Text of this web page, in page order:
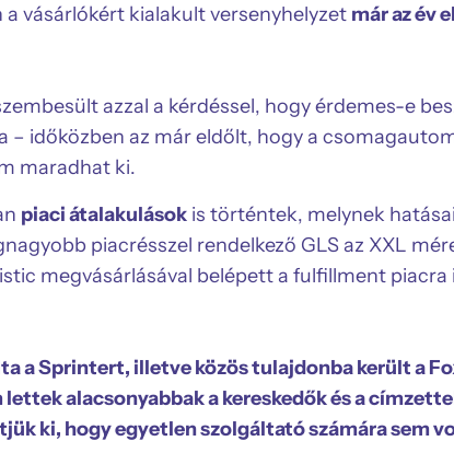
vásárlókért kialakult versenyhelyzet már az év
azzal a kérdéssel, hogy érdemes-e
– időközben az már eldőlt, hogy a
maradhat ki.
piaci átalakulások is történtek, melynek
piacrésszel rendelkező GLS az XXL
megvásárlásával belépett a fulfillment piacra
a Sprintert, illetve közös tulajdonba került a
alacsonyabbak a kereskedők és a
ki, hogy egyetlen szolgáltató számára sem